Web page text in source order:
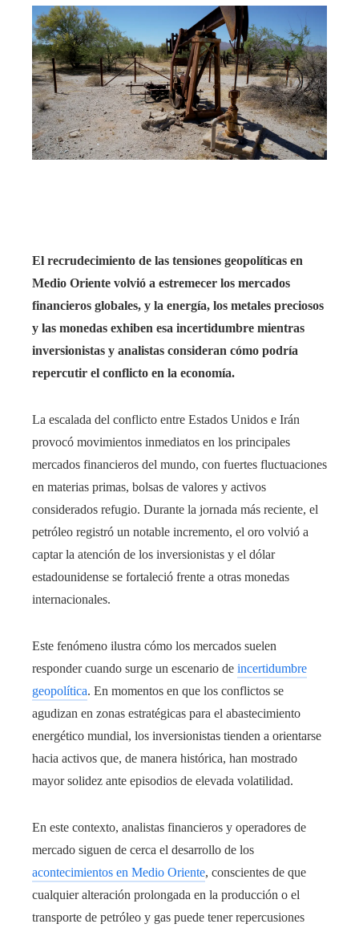
El recrudecimiento de las tensiones geopolíticas en
Medio Oriente volvió a estremecer los mercados
financieros globales, y la energía, los metales preciosos
y las monedas exhiben esa incertidumbre mientras
inversionistas y analistas consideran cómo podría
repercutir el conflicto en la economía.
La escalada del conflicto entre Estados Unidos e Irán
provocó movimientos inmediatos en los principales
mercados financieros del mundo, con fuertes fluctuaciones
en materias primas, bolsas de valores y activos
considerados refugio. Durante la jornada más reciente, el
petróleo registró un notable incremento, el oro volvió a
captar la atención de los inversionistas y el dólar
estadounidense se fortaleció frente a otras monedas
internacionales.
Este fenómeno ilustra cómo los mercados suelen
responder cuando surge un escenario de incertidumbre
geopolítica. En momentos en que los conflictos se
agudizan en zonas estratégicas para el abastecimiento
energético mundial, los inversionistas tienden a orientarse
hacia activos que, de manera histórica, han mostrado
mayor solidez ante episodios de elevada volatilidad.
En este contexto, analistas financieros y operadores de
mercado siguen de cerca el desarrollo de los
acontecimientos en Medio Oriente, conscientes de que
cualquier alteración prolongada en la producción o el
transporte de petróleo y gas puede tener repercusiones